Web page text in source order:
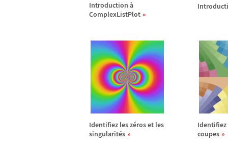
Introduction à
ComplexListPlot
Identifiez les zéros et les
singularités
Identifiez
coupes